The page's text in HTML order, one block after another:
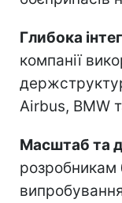
Глибока
компанії
Airbus, BMW
Масштаб та
розробникам